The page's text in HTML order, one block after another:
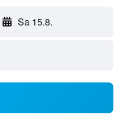
Sa 15.8.